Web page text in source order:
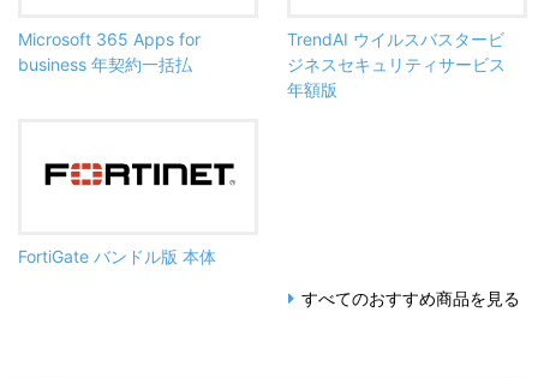
Microsoft 365 Apps for
business 年契約一括払
TrendAI ウイルスバスタービ
ジネスセキュリティサービス
年額版
FortiGate バンドル版 本体
すべてのおすすめ商品を見る